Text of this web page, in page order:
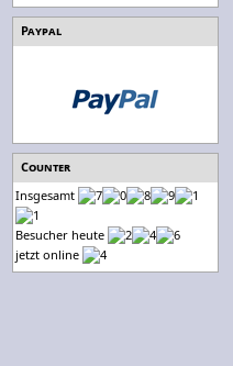
Paypal
Counter
Insgesamt
Besucher heute
jetzt online